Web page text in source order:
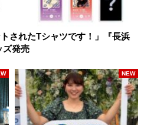
されたTシャツです！」『長浜
ズ発売
NEW